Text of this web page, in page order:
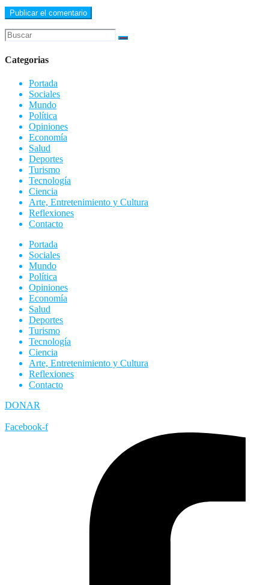
Categorias
Portada
Sociales
Mundo
Política
Opiniones
Economía
Salud
Deportes
Turismo
Tecnología
Ciencia
Arte, Entretenimiento y Cultura
Reflexiones
Contacto
Portada
Sociales
Mundo
Política
Opiniones
Economía
Salud
Deportes
Turismo
Tecnología
Ciencia
Arte, Entretenimiento y Cultura
Reflexiones
Contacto
DONAR
Facebook-f